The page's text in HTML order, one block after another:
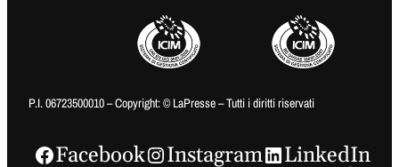
P.I. 06723500010 – Copyright: © LaPresse – Tutti i diritti riservati
Facebook Instagram
LinkedIn